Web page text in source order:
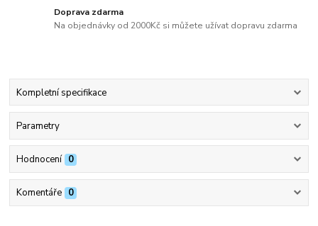
Doprava zdarma
Na objednávky od 2000Kč si můžete užívat dopravu zdarma
Kompletní specifikace
Parametry
Hodnocení 0
Komentáře 0